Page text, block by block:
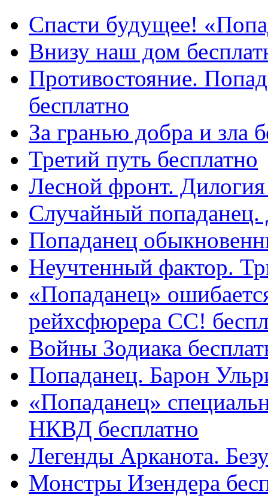
Спасти будущее!
Внизу наш дом
Противостояние.
бесплатно
За гранью добра и зла
Третий путь бесплатно
Лесной фронт. Дилогия
Случайный попаданец.
Попаданец
Неучтенный фактор.
«Попаданец»
рейхсфюрера СС!
Войны Зодиака
Попаданец. Барон
«Попаданец»
НКВД бесплатно
Легенды Арканота.
Монстры Изендера